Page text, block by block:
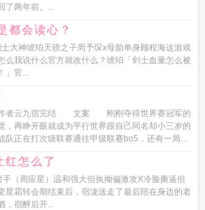
了两年前。...
都会读心？
大神琥珀天骄之子周予琛x母胎单身顾程海这游戏
么我说什么官方就改什么？琥珀「剑士血量怎么被
」官...
作者云九宿完结 文案 刚刚夺得世界赛冠军的
，再睁开眼就成为平行世界跟自己同名却小三岁的
正在打次级联赛通往甲级联赛bo5，还有一局就
红怎么了
（周应星）温和强大但执拗偏激攻X冷脸撕逼但
星霜转会期结束后，宿泷送走了最后陪在身边的老
，宿醉后开...